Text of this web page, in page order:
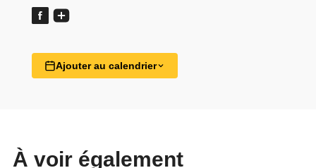
Ajouter au calendrier
À voir également